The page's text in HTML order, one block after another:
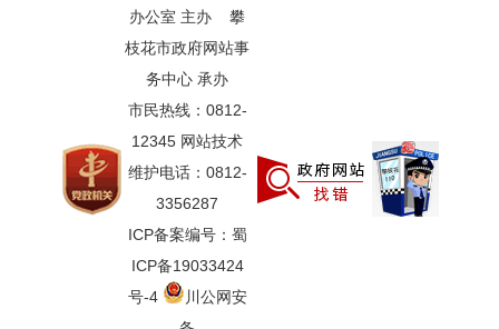
办公室 主办 攀
枝花市政府网站事
务中心 承办
市民热线：0812-
12345 网站技术
维护电话：0812-
3356287
ICP备案编号：蜀
ICP备19033424
号-4
川公网安